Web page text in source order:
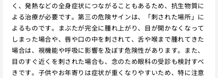
く、発熱などの全身症状につながることもあるため、抗生物質に
よる治療が必要です。第三の危険サインは、「刺された場所」に
よるものです。まぶたが完全に腫れ上がり、目が開かなくなって
しまった場合や、唇や口の中を刺されて、舌や喉まで腫れてきた
場合は、視機能や呼吸に影響を及ぼす危険性があります。また、
目のすぐ近くを刺された場合も、念のため眼科の受診も検討すべ
きです。子供やお年寄りは症状が重くなりやすいため、特に注意